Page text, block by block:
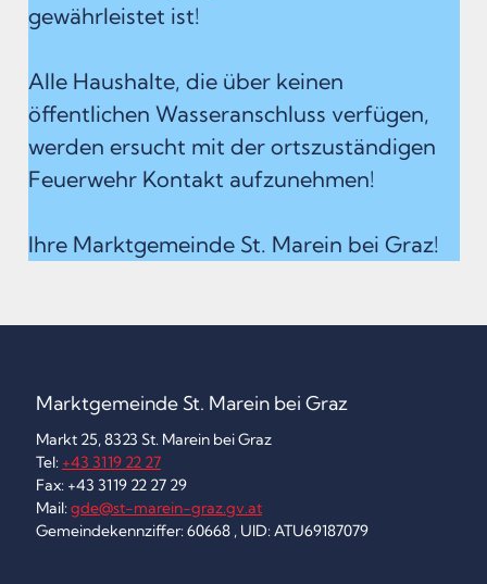
gewährleistet ist!
Alle Haushalte, die über keinen
öffentlichen Wasseranschluss verfügen,
werden ersucht mit der ortszuständigen
Feuerwehr Kontakt aufzunehmen!
Ihre Marktgemeinde St. Marein bei Graz!
Marktgemeinde St. Marein bei Graz
Markt 25, 8323 St. Marein bei Graz
Tel: +43 3119 22 27
Fax: +43 3119 22 27 29
Mail:gde@st-marein-graz.gv.at
Gemeindekennziffer: 60668 , UID: ATU69187079